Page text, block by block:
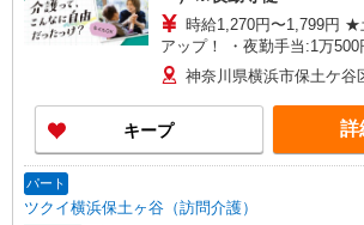
時給1,270円〜1,799円 ★土日祝日は時給100円
アップ！ ・夜勤手当:1万
時に支給 ※給与幅は資格・
神奈川県横浜市保土ケ谷
キープ 詳
パート
ツクイ横浜保土ヶ谷（訪問介護）